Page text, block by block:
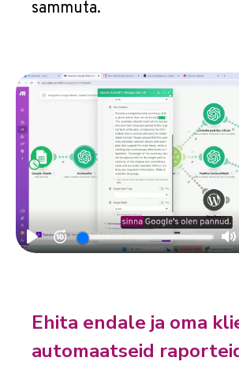
sammuta.
Ehita endale ja oma
automaatseid